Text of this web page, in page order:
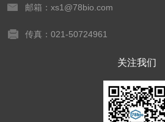
邮箱：xs1@78bio.com
传真：021-50724961
关注我们